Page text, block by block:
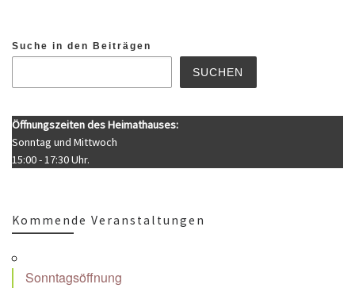
Suche in den Beiträgen
SUCHEN
Öffnungszeiten des Heimathauses:
Sonntag und Mittwoch
15:00 - 17:30 Uhr.
Kommende Veranstaltungen
Sonntagsöffnung